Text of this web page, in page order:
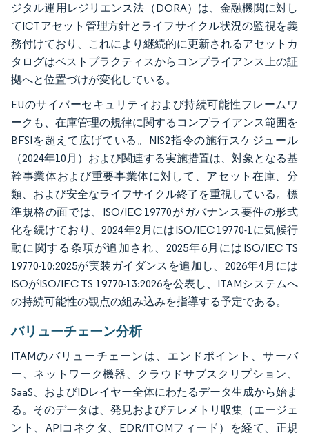
ジタル運用レジリエンス法（DORA）は、金融機関に対し
てICTアセット管理方針とライフサイクル状況の監視を義
務付けており、これにより継続的に更新されるアセットカ
タログはベストプラクティスからコンプライアンス上の証
拠へと位置づけが変化している。
EUのサイバーセキュリティおよび持続可能性フレームワ
ークも、在庫管理の規律に関するコンプライアンス範囲を
BFSIを超えて広げている。NIS2指令の施行スケジュール
（2024年10月）および関連する実施措置は、対象となる基
幹事業体および重要事業体に対して、アセット在庫、分
類、および安全なライフサイクル終了を重視している。標
準規格の面では、ISO/IEC 19770がガバナンス要件の形式
化を続けており、2024年2月にはISO/IEC 19770-1に気候行
動に関する条項が追加され、2025年6月にはISO/IEC TS
19770-10:2025が実装ガイダンスを追加し、2026年4月には
ISOがISO/IEC TS 19770-13:2026を公表し、ITAMシステムへ
の持続可能性の観点の組み込みを指導する予定である。
バリューチェーン分析
ITAMのバリューチェーンは、エンドポイント、サーバ
ー、ネットワーク機器、クラウドサブスクリプション、
SaaS、およびIDレイヤー全体にわたるデータ生成から始ま
る。そのデータは、発見およびテレメトリ収集（エージェ
ント、APIコネクタ、EDR/ITOMフィード）を経て、正規